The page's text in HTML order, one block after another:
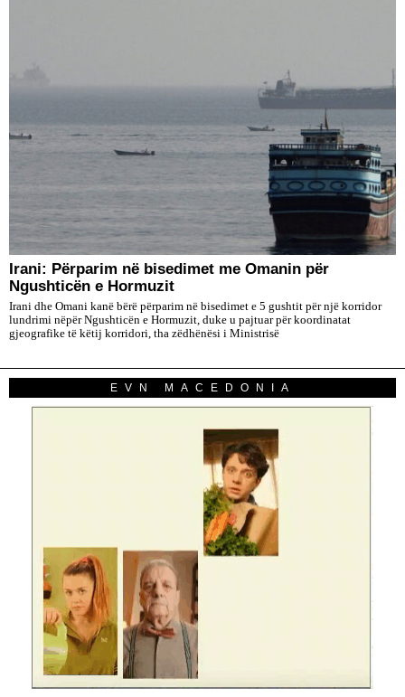
Irani: Përparim në bisedimet me Omanin për
Ngushticën e Hormuzit
Irani dhe Omani kanë bërë përparim në bisedimet e 5 gushtit për një korridor
lundrimi nëpër Ngushticën e Hormuzit, duke u pajtuar për koordinatat
gjeografike të këtij korridori, tha zëdhënësi i Ministrisë
EVN MACEDONIA